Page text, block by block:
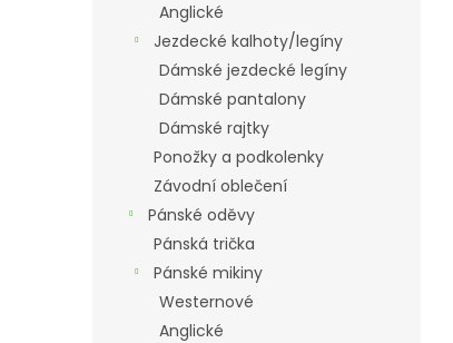
Anglické
Jezdecké kalhoty/legíny
Dámské jezdecké legíny
Dámské pantalony
Dámské rajtky
Ponožky a podkolenky
Závodní oblečení
Pánské oděvy
Pánská trička
Pánské mikiny
Westernové
Anglické